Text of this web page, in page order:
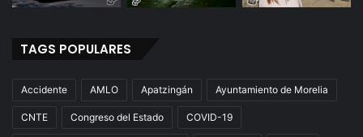
TAGS POPULARES
Accidente AMLO Apatzingán Ayuntamiento de Morelia
CNTE Congreso del Estado COVID-19